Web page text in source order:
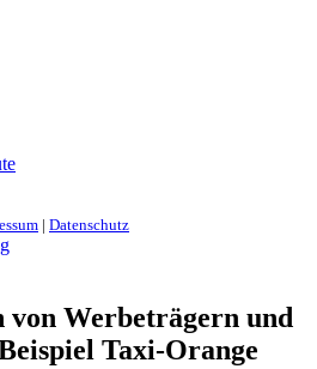
| Datenschutz
Werbeträgern und
Taxi-Orange